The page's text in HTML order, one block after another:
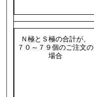
Ｎ極とＳ極の合計が、
７０～７９個のご注文の
場合